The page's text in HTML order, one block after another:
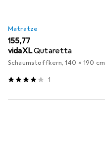
Matratze
EUR
155,77
vidaXLQutaretta
Schaumstoffkern, 140 x 190 cm
1